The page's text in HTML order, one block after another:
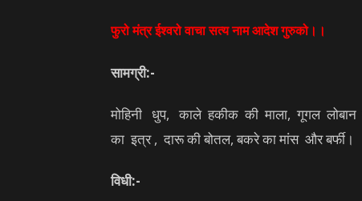
फुरो मंत्र ईश्वरो वाचा सत्य नाम आदेश गुरुको।।
सामग्री:-
मोहिनी धुप, काले हकीक की माला, गूगल
का इत्र , दारू की बोतल, बकरे का मांस और बर्फी।
विधी:-